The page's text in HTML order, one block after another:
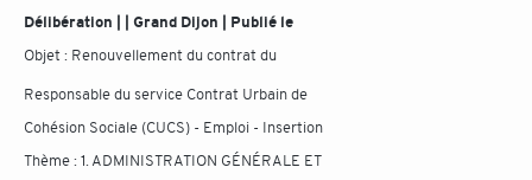
Délibération | | Grand Dijon | Publié le
Objet : Renouvellement du contrat du
Responsable du service Contrat Urbain de
Cohésion Sociale (CUCS) - Emploi - Insertion
Thème :1. ADMINISTRATION GÉNÉRALE ET